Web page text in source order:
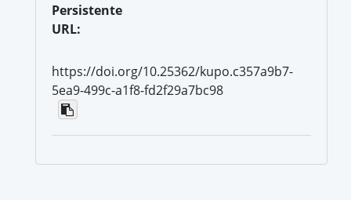
Persistente
URL:
https://doi.org/10.25362/kupo.c357a9b7-
5ea9-499c-a1f8-fd2f29a7bc98